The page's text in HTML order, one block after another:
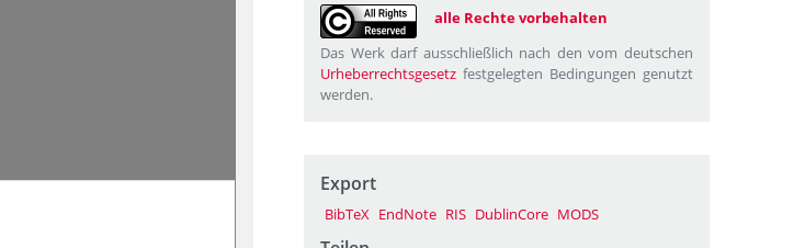
alle Rechte vorbehalten
Das Werk darf ausschließlich nach den vom deutschen
Urheberrechtsgesetz festgelegten Bedingungen genutzt
werden.
Export
BibTeX EndNote RIS DublinCore MODS